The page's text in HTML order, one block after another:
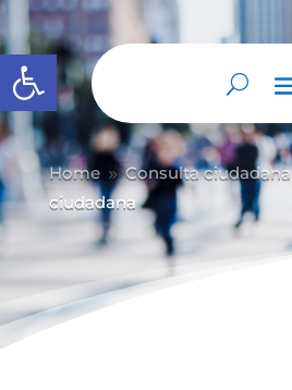
Abrir barra de herramientas
Home 9 Consulta ciudadana
ciudadana